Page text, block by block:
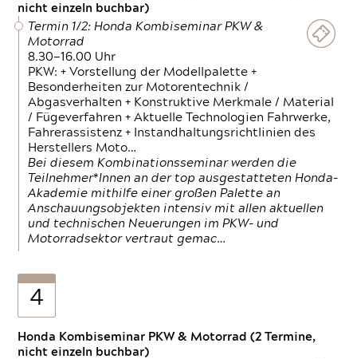
nicht einzeln buchbar)
Termin 1/2: Honda Kombiseminar PKW &
Motorrad
8.30—16.00 Uhr
PKW: + Vorstellung der Modellpalette +
Besonderheiten zur Motorentechnik /
Abgasverhalten + Konstruktive Merkmale / Material
/ Fügeverfahren + Aktuelle Technologien Fahrwerke,
Fahrerassistenz + Instandhaltungsrichtlinien des
Herstellers Moto…
Bei diesem Kombinationsseminar werden die
Teilnehmer*Innen an der top ausgestatteten Honda-
Akademie mithilfe einer großen Palette an
Anschauungsobjekten intensiv mit allen aktuellen
und technischen Neuerungen im PKW- und
Motorradsektor vertraut gemac…
4
Honda Kombiseminar PKW & Motorrad (2 Termine,
nicht einzeln buchbar)